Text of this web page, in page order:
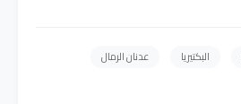
البكتيريا
عدنان الرمال